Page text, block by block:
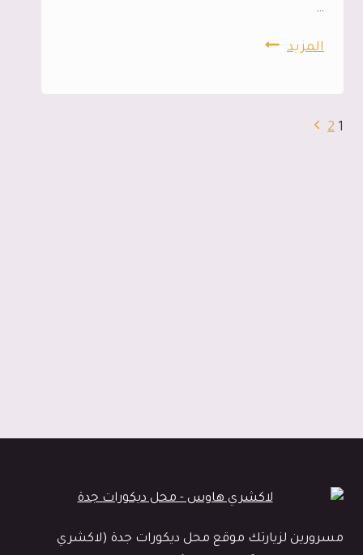
…
المزيدتركيب
تنقل1
2 الصفحة
مسرورين لزيارتك موقع محل ديكورات جدة (لاكشري